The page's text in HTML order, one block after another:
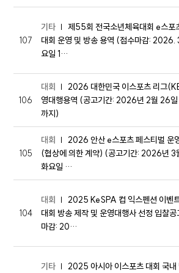
107
기타
제55회 전국소년체육대회 e스포
대회 운영 및 방송 용역 (접수마감: 2026.
요일 1…
106
대회
2026 대한민국 이스포츠 리그
영대행용역 (공고기간: 2026년 2월 26일
까지)
105
대회
2026 안산 e스포츠 페스티벌 운
(협상에 의한 계약) (공고기간: 2026년 3
화요일 …
104
대회
2025 KeSPA 컵 익스펜션 이벤
대회 방송 제작 및 운영대행사 선정 입찰
마감: 20…
기타
2025 아시아 이스포츠 대회 국내